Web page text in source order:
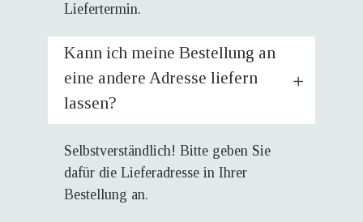
Liefertermin.
Kann ich meine Bestellung an
eine andere Adresse liefern
lassen?
Selbstverständlich! Bitte geben Sie
dafür die Lieferadresse in Ihrer
Bestellung an.